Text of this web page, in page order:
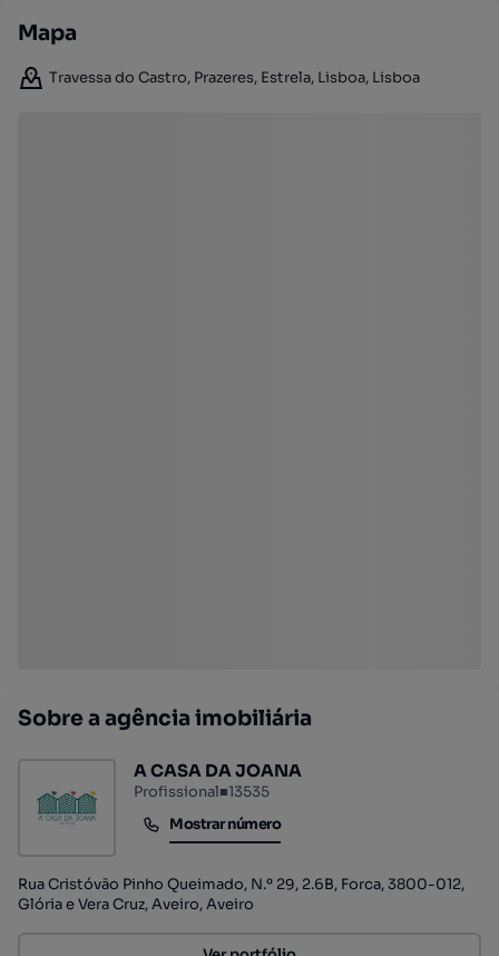
Mapa
Travessa do Castro, Prazeres, Estrela, Lisboa, Lisboa
Sobre a agência imobiliária
A CASA DA JOANA
Profissional■13535
Mostrar número
Mostrar número
Rua Cristóvão Pinho Queimado, N.º 29, 2.6B, Forca, 3800-012,
Glória e Vera Cruz, Aveiro, Aveiro